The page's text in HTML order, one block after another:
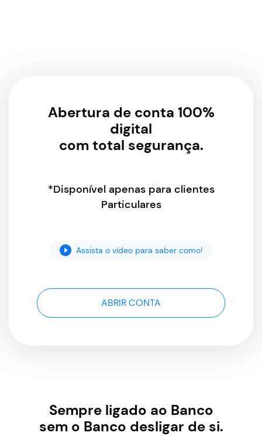
Abertura de conta 100%
digital
com total segurança.
*Disponível apenas para clientes
Particulares
Assista o vídeo para saber como!
ABRIR CONTA
Sempre ligado ao Banco
sem o Banco desligar de si.